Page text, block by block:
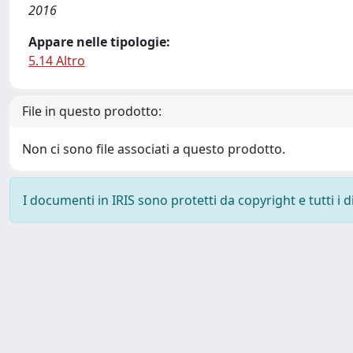
2016
Appare nelle tipologie:
5.14 Altro
File in questo prodotto:
Non ci sono file associati a questo prodotto.
I documenti in IRIS sono protetti da copyright e tutti i